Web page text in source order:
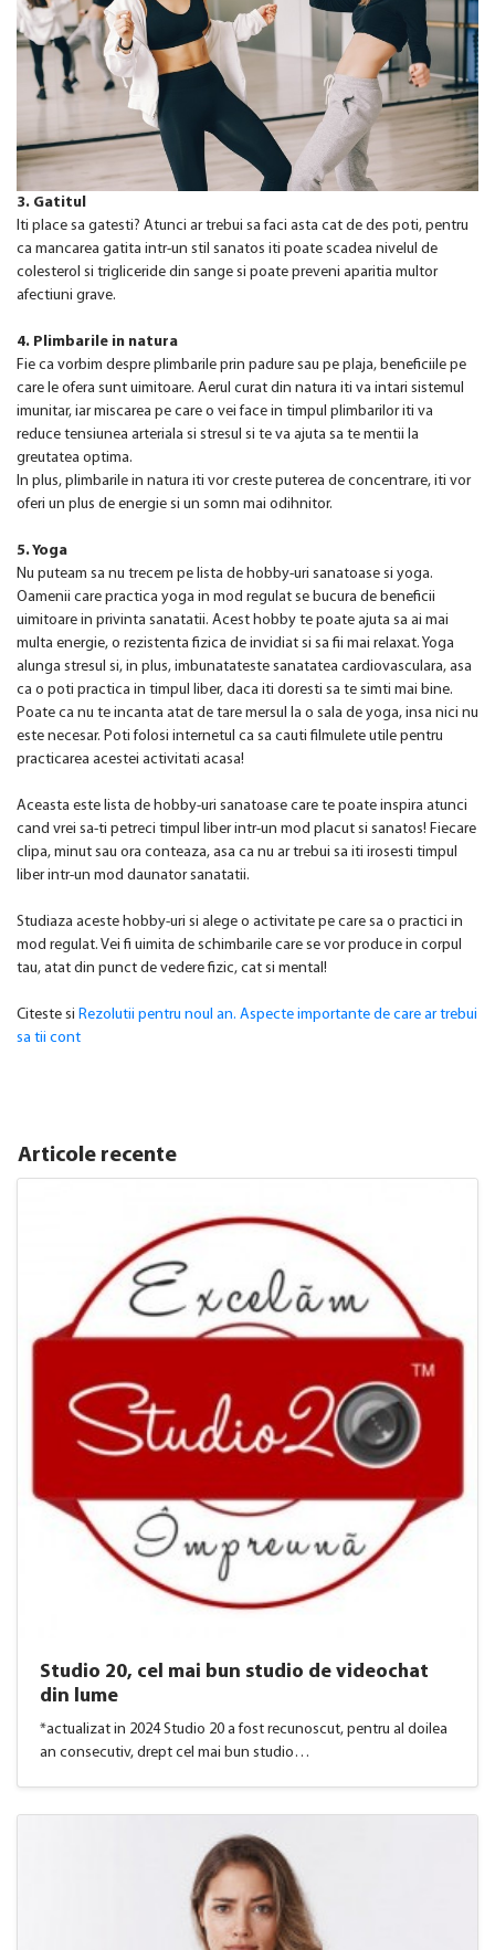
3. Gatitul
Iti place sa gatesti? Atunci ar trebui sa faci asta cat de des poti, pentru
ca mancarea gatita intr-un stil sanatos iti poate scadea nivelul de
colesterol si trigliceride din sange si poate preveni aparitia multor
afectiuni grave.
4. Plimbarile in natura
Fie ca vorbim despre plimbarile prin padure sau pe plaja, beneficiile pe
care le ofera sunt uimitoare. Aerul curat din natura iti va intari sistemul
imunitar, iar miscarea pe care o vei face in timpul plimbarilor iti va
reduce tensiunea arteriala si stresul si te va ajuta sa te mentii la
greutatea optima.
In plus, plimbarile in natura iti vor creste puterea de concentrare, iti vor
oferi un plus de energie si un somn mai odihnitor.
5. Yoga
Nu puteam sa nu trecem pe lista de hobby-uri sanatoase si yoga.
Oamenii care practica yoga in mod regulat se bucura de beneficii
uimitoare in privinta sanatatii. Acest hobby te poate ajuta sa ai mai
multa energie, o rezistenta fizica de invidiat si sa fii mai relaxat. Yoga
alunga stresul si, in plus, imbunatateste sanatatea cardiovasculara, asa
ca o poti practica in timpul liber, daca iti doresti sa te simti mai bine.
Poate ca nu te incanta atat de tare mersul la o sala de yoga, insa nici nu
este necesar. Poti folosi internetul ca sa cauti filmulete utile pentru
practicarea acestei activitati acasa!
Aceasta este lista de hobby-uri sanatoase care te poate inspira atunci
cand vrei sa-ti petreci timpul liber intr-un mod placut si sanatos! Fiecare
clipa, minut sau ora conteaza, asa ca nu ar trebui sa iti irosesti timpul
liber intr-un mod daunator sanatatii.
Studiaza aceste hobby-uri si alege o activitate pe care sa o practici in
mod regulat. Vei fi uimita de schimbarile care se vor produce in corpul
tau, atat din punct de vedere fizic, cat si mental!
Citeste si Rezolutii pentru noul an. Aspecte importante de care ar trebui
sa tii cont
Articole recente
​Studio 20, cel mai bun studio de videochat
din lume
*actualizat in 2024 Studio 20 a fost recunoscut, pentru al doilea
an consecutiv, drept cel mai bun studio…